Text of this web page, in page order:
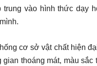
trung vào hình thức dạy
cơ sở vật chất hiện
thoáng mát, màu